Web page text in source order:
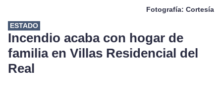
Fotografía: Cortesía
ESTADO
Incendio acaba con hogar de
familia en Villas Residencial del
Real